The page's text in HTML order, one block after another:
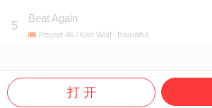
5
Beat Again
Project 46 / Karl Wolf- Beautiful
打 开